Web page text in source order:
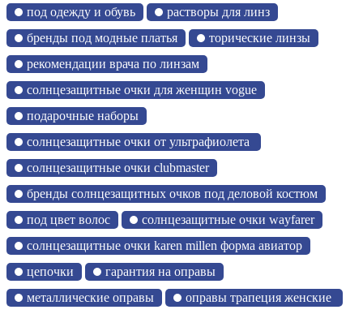
под одежду и обувь
растворы для линз
бренды под модные платья
торические линзы
рекомендации врача по линзам
солнцезащитные очки для женщин vogue
подарочные наборы
солнцезащитные очки от ультрафиолета
солнцезащитные очки clubmaster
бренды солнцезащитных очков под деловой костюм
под цвет волос
солнцезащитные очки wayfarer
солнцезащитные очки karen millen форма авиатор
цепочки
гарантия на оправы
металлические оправы
оправы трапеция женские